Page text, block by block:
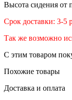
Высота сидения от
Срок доставки: 3-5
Так же возможно
С этим товаром
Похожие товары
Доставка и оплата